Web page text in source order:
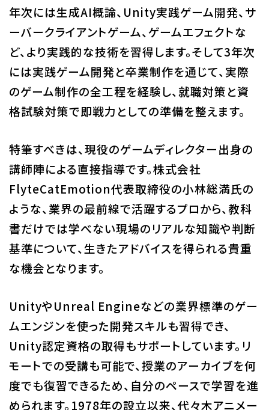
年次には生成AI概論、Unity実践ゲーム開発、サ
ーバークライアントゲーム、ゲームエフェクトな
ど、より実践的な技術を習得します。そして3年次
には実践ゲーム開発と卒業制作を通じて、実際
のゲーム制作の全工程を経験し、就職対策と資
格試験対策で即戦力としての準備を整えます。
特筆すべきは、現役のゲームディレクター出身の
講師陣による直接指導です。株式会社
FlyteCatEmotion代表取締役の小林総満氏の
ような、業界の最前線で活躍するプロから、教科
書だけでは学べない現場のリアルな知識や判断
基準について、生きたアドバイスを得られる貴重
な機会となります。
UnityやUnreal Engineなどの業界標準のゲー
ムエンジンを使った開発スキルも習得でき、
Unity認定資格の取得もサポートしています。リ
モートでの受講も可能で、授業のアーカイブを何
度でも復習できるため、自分のペースで学習を進
められます。1978年の設立以来、代々木アニメー